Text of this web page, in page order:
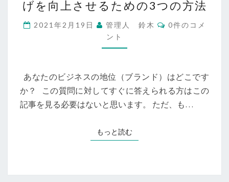
の
ラ
ン
ド
確
立
し
て
り
上
向
げを向上させるための3つの方法
2021年2月19日 管理人 鈴木
コ
メ
0件のコメ
ント
あなたのビジネスの地位（ブランド）はどこです
か？ この質問に対してすぐに答えられる方はこの
記事を見る必要はないと思います。 ただ、も…
もっと読むもっと読む